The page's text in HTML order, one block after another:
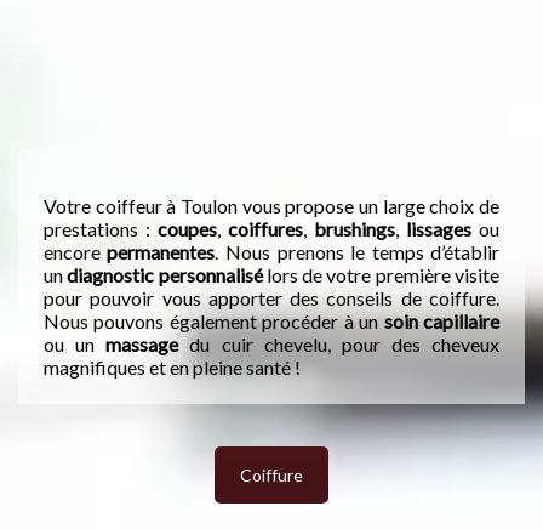
Votre coiffeur à Toulon vous propose un large choix de
prestations : coupes,coiffures, brushings, lissages ou
encorepermanentes. Nous prenons le temps d’établir
undiagnostic personnalisélors de votre première visite
pour pouvoir vous apporter des conseils de coiffure.
Nous pouvons également procéder à unsoin capillaire
ou unmassagedu cuir chevelu, pour des cheveux
magnifiques et en pleine santé !
Coiffure